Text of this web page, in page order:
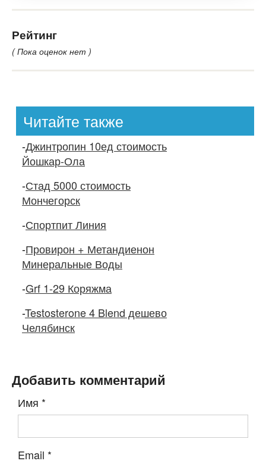
Рейтинг
( Пока оценок нет )
Читайте также
-Джинтропин 10ед стоимость
Йошкар-Ола
-Стад 5000 стоимость
Мончегорск
-Спортпит Линия
-Провирон + Метандиенон
Минеральные Воды
-Grf 1-29 Коряжма
-Testosterone 4 Blend дешево
Челябинск
Добавить комментарий
Имя *
Email *